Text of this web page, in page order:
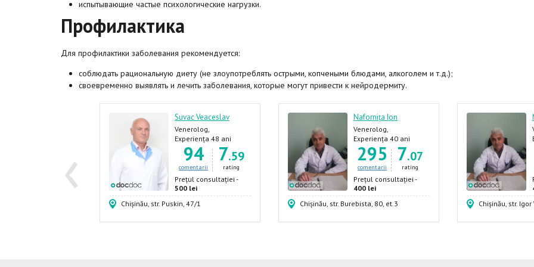
испытывающие частые психологические нагрузки.
Профилактика
Для профилактики заболевания рекомендуется:
соблюдать рациональную диету (не злоупотреблять острыми, копчеными блюдами, алкоголем и т.д.);
своевременно выявлять и лечить заболевания, которые могут привести к нейродермиту.
‹
Suvac Veaceslav
Venerolog,
Dermatolog
Experiența 48 ani
94
comentarii
7.59
rating
Prețul consultației -
500 lei
Chișinău, str. Puskin, 47/1
Nafornița Ion
Venerolog,
Dermatolog, Androlog,
Urolog
Experiența 40 ani
295
comentarii
7.07
rating
Prețul consultației -
400 lei
Chișinău, str. Burebista, 80, et.3
Chișinău, str. Igor